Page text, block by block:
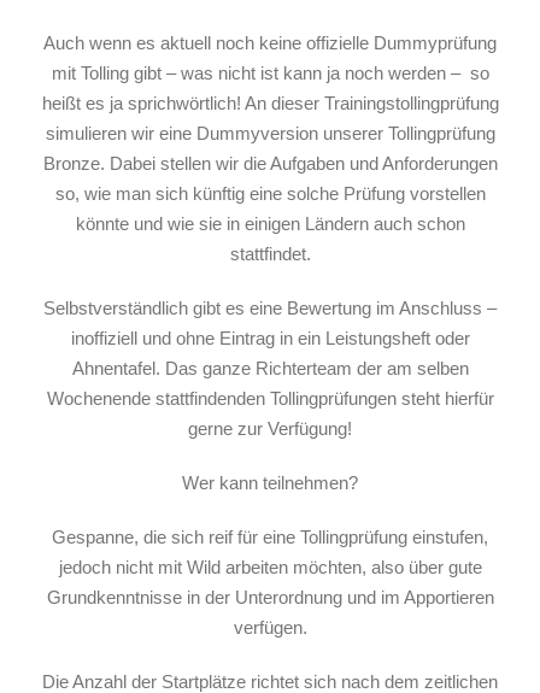
Auch wenn es aktuell noch keine offizielle Dummyprüfung
mit Tolling gibt – was nicht ist kann ja noch werden – so
heißt es ja sprichwörtlich! An dieser Trainingstollingprüfung
simulieren wir eine Dummyversion unserer Tollingprüfung
Bronze. Dabei stellen wir die Aufgaben und Anforderungen
so, wie man sich künftig eine solche Prüfung vorstellen
könnte und wie sie in einigen Ländern auch schon
stattfindet.
Selbstverständlich gibt es eine Bewertung im Anschluss –
inoffiziell und ohne Eintrag in ein Leistungsheft oder
Ahnentafel. Das ganze Richterteam der am selben
Wochenende stattfindenden Tollingprüfungen steht hierfür
gerne zur Verfügung!
Wer kann teilnehmen?
Gespanne, die sich reif für eine Tollingprüfung einstufen,
jedoch nicht mit Wild arbeiten möchten, also über gute
Grundkenntnisse in der Unterordnung und im Apportieren
verfügen.
Die Anzahl der Startplätze richtet sich nach dem zeitlichen